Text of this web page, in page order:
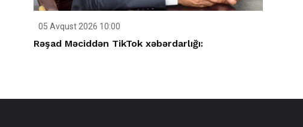
05 Avqust 2026 10:00
Rəşad Məciddən TikTok xəbərdarlığı: